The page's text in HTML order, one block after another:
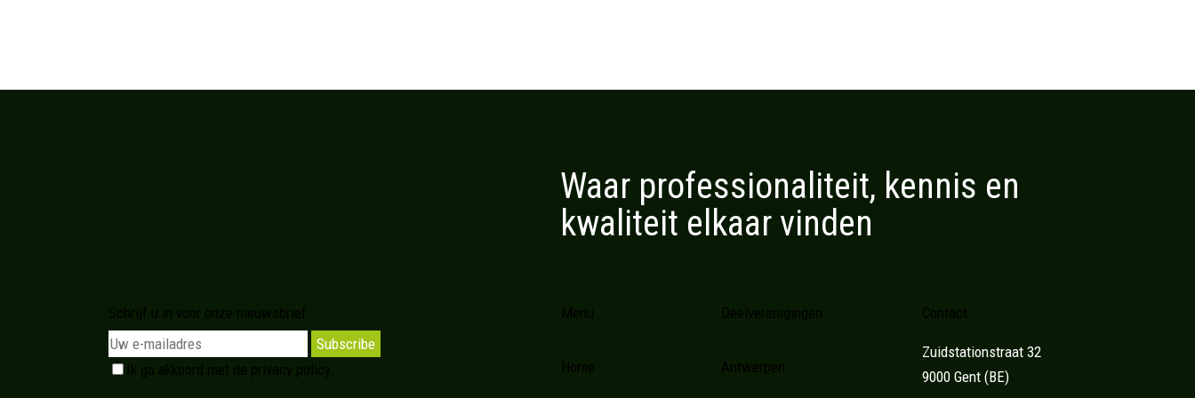
Waar professionaliteit, kennis en
kwaliteit elkaar vinden
Schrijf u in voor onze nieuwsbrief
Subscribe
Ik ga akkoord met de privacy policy.
Menu
Home
Deelverenigingen
Antwerpen
Contact
Zuidstationstraat 32
9000 Gent (BE)